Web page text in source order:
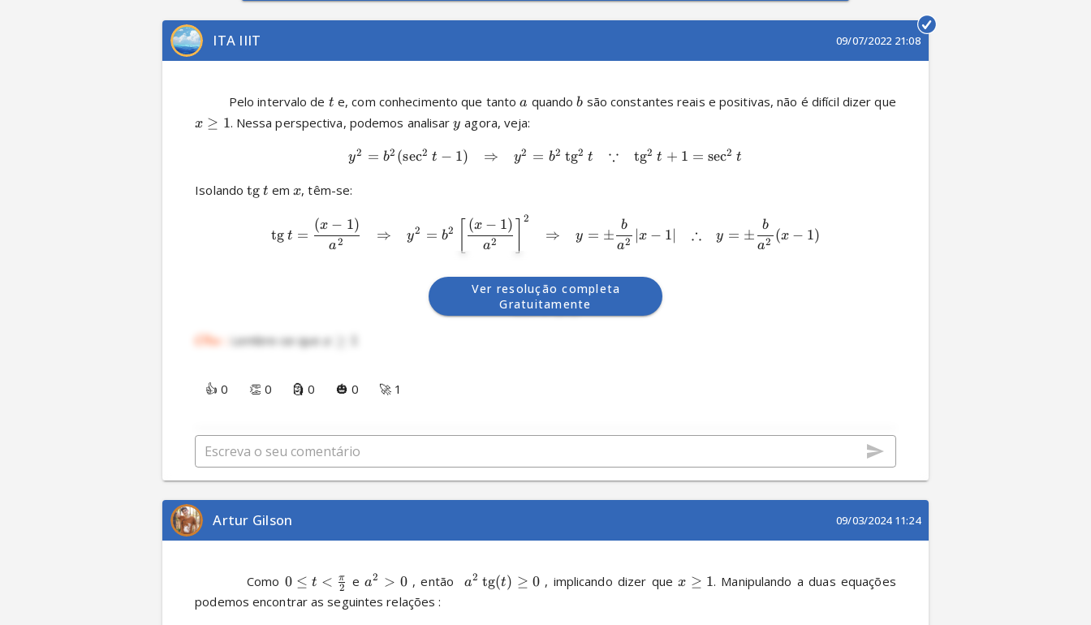
ITA IIIT 09/07/2022 21:08
          Pelo intervalo de
t e, com conhecimento que tanto a quando b
x ≥ 1. Nessa perspectiva, podemos analisar y agora, veja:
y2 = b2 (sec2 t − 1) ⇒ y2 = b2 tg2 t ∵ tg2 t + 1 = sec2 t
Isolando tg t em x, têm-se:
tg t =
a2
(x − 1)
⇒ y2 = b2
a2
(x − 1) 2
⇒ y = ±
a2
b
∣x − 1∣ ∴ y = ±
a2
b
(x − 1)
Letra (D)
Obs Lembre-se que
Ver resolução completa
Gratuitamente
👍 0 👏 0 🗿 0 🎃 0 🚀 1
Artur Gilson 09/03/2024 11:24
          Como
0 ≤ t < 2
π e a2 > 0 , então a2 tg(t) ≥ 0 , implicando dizer que x ≥ 1. Manipulando a duas equações
podemos encontrar as seguintes relações :